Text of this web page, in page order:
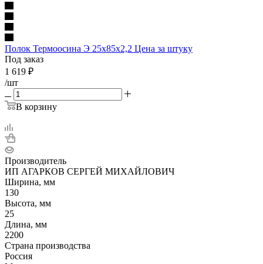
Полок Термоосина Э 25х85х2,2 Цена за штуку
Под заказ
1 619 ₽
/шт
В корзину
Производитель
ИП АГАРКОВ СЕРГЕЙ МИХАЙЛОВИЧ
Ширина, мм
130
Высота, мм
25
Длина, мм
2200
Страна производства
Россия